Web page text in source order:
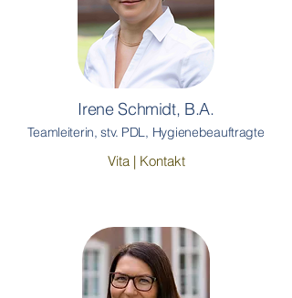
Irene Schmidt, B.A.
Teamleiterin, stv. PDL, Hygienebeauftragte
Vita | Kontakt